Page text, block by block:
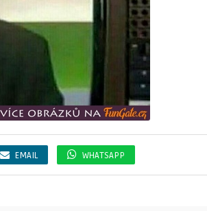
EMAIL WHATSAPP